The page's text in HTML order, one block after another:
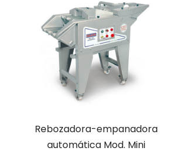
Rebozadora-empanadora
automática Mod. Mini